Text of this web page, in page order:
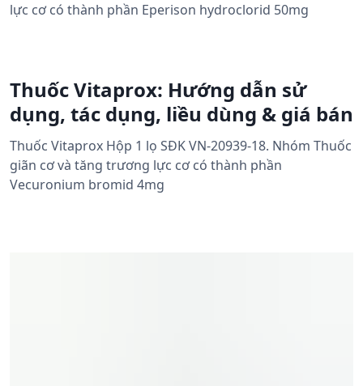
lực cơ có thành phần Eperison hydroclorid 50mg
Thuốc Vitaprox: Hướng dẫn sử
dụng, tác dụng, liều dùng & giá bán
Thuốc Vitaprox Hộp 1 lọ SĐK VN-20939-18. Nhóm Thuốc
giãn cơ và tăng trương lực cơ có thành phần
Vecuronium bromid 4mg